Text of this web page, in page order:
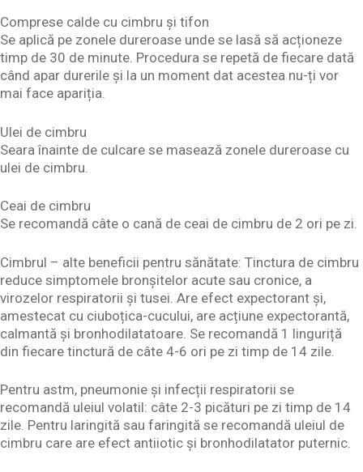
Comprese calde cu cimbru și tifon
Se aplică pe zonele dureroase unde se lasă să acționeze
timp de 30 de minute. Procedura se repetă de fiecare dată
când apar durerile și la un moment dat acestea nu-ți vor
mai face apariția.
Ulei de cimbru
Seara înainte de culcare se masează zonele dureroase cu
ulei de cimbru.
Ceai de cimbru
Se recomandă câte o cană de ceai de cimbru de 2 ori pe zi.
Cimbrul – alte beneficii pentru sănătate: Tinctura de cimbru
reduce simptomele bronșitelor acute sau cronice, a
virozelor respiratorii și tusei. Are efect expectorant și,
amestecat cu ciuboțica-cucului, are acțiune expectorantă,
calmantă și bronhodilatatoare. Se recomandă 1 linguriță
din fiecare tinctură de câte 4-6 ori pe zi timp de 14 zile.
Pentru astm, pneumonie și infecții respiratorii se
recomandă uleiul volatil: câte 2-3 picături pe zi timp de 14
zile. Pentru laringită sau faringită se recomandă uleiul de
cimbru care are efect antiiotic și bronhodilatator puternic.